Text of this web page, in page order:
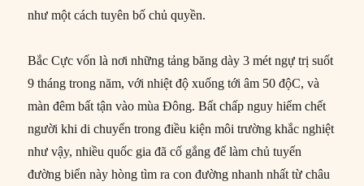
như một cách tuyên bố chủ quyền.
Bắc Cực vốn là nơi những tảng băng dày 3 mét ngự trị suốt
9 tháng trong năm, với nhiệt độ xuống tới âm 50 độC, và
màn đêm bất tận vào mùa Đông. Bất chấp nguy hiểm chết
người khi di chuyển trong điều kiện môi trường khắc nghiệt
như vậy, nhiều quốc gia đã cố gắng để làm chủ tuyến
đường biển này hòng tìm ra con đường nhanh nhất từ châu